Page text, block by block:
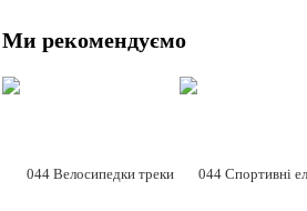
Ми рекомендуємо